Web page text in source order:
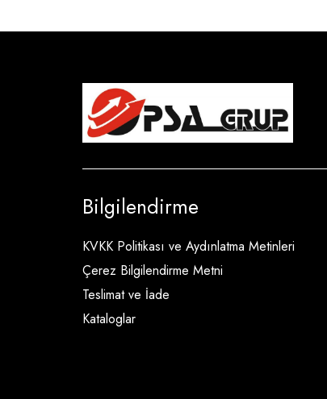
Bilgilendirme
KVKK Politikası ve Aydınlatma Metinleri
Çerez Bilgilendirme Metni
Teslimat ve İade
Kataloglar